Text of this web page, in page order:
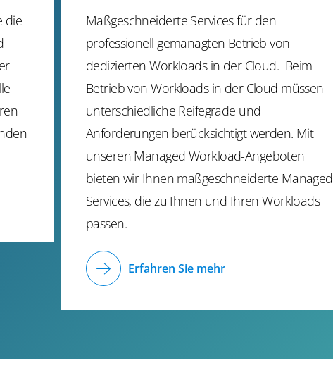
die
Maßgeschneiderte Services für den
professionell gemanagten Betrieb von
dedizierten Workloads in der Cloud. Beim
Betrieb von Workloads in der Cloud müssen
unterschiedliche Reifegrade und
Anforderungen berücksichtigt werden. Mit
unseren Managed Workload-Angeboten
bieten wir Ihnen maßgeschneiderte Managed
Services, die zu Ihnen und Ihren Workloads
passen.
Erfahren Sie mehr